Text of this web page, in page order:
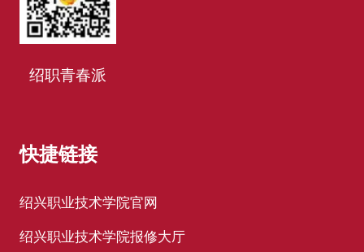
绍职青春派
快捷链接
绍兴职业技术学院官网
绍兴职业技术学院报修大厅